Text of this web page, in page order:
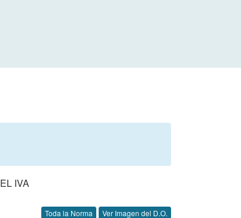
IVA
Toda la Norma Ver Imagen del D.O.